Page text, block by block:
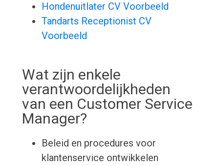
Hondenuitlater CV Voorbeeld
Tandarts Receptionist CV
Voorbeeld
Wat zijn enkele
verantwoordelijkheden
van een Customer Service
Manager?
Beleid en procedures voor
klantenservice ontwikkelen